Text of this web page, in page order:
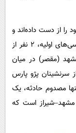
تاکنون ۳ نفر جان خود را از دست داده‌اند و
یک نفر نیز مصدوم شده است. بر اساس بررسی‌های اولیه، ۲ نفر از
(مقصر) در میان
سرنشینان پژو پارس
مصدوم حادثه، یک
است که